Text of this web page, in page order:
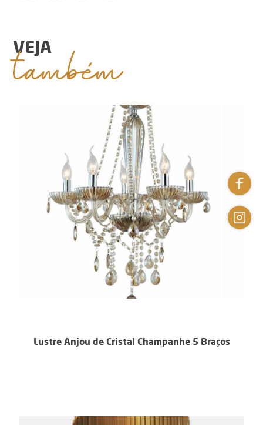
VEJA
também
Lustre Anjou de Cristal Champanhe 5 Braços